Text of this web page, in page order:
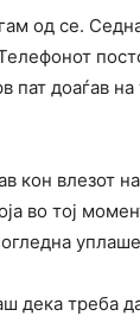
од се.
пат доаѓав
кон влезот
во тој
дека треба